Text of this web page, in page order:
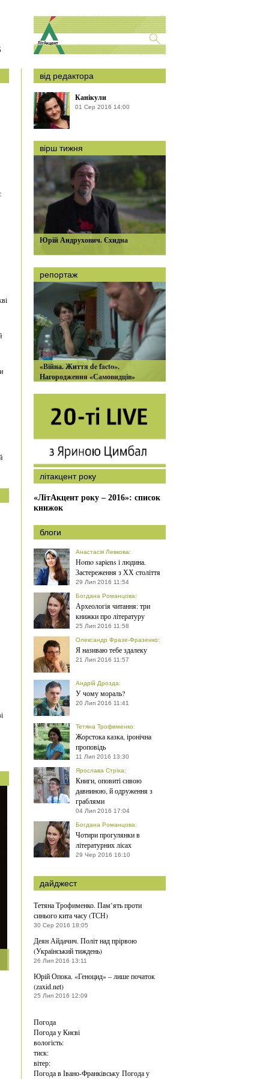
від редактора
Канікули
01 Сер 2016 14:00
вірш тижня
Юрій Андрухович. Єхидна
репортаж
«Війна. Життя de facto».
Нагородження «Самовидців»
літакцент року
«ЛітАкцент року – 2016»: список
книжок
блоги
Анастасія Левкова:
Нomo sapiens і людина.
Застереження з ХХ століття
29 Лип 2016 11:54
Богдана Романцова:
Археологія читання: три
книжки про літературу
25 Лип 2016 11:58
Олександр Фразе-Фразенко:
Я називаю тебе здалеку
21 Лип 2016 11:57
Андрій Дрозда:
У чому мораль?
20 Лип 2016 11:41
Тетяна Трофименко:
Жорстока казка, іронічна
проповідь
11 Лип 2016 13:30
Ярослава Стріха:
Книги, оповиті сивою
давниною, й одруження з
граблями
04 Лип 2016 17:04
Богдана Романцова:
Чотири прогулянки в
літературних лісах
29 Чер 2016 16:10
дайджест
Тетяна Трофименко. Пам’ять проти
синього кита часу (ТСН)
30 Сер 2016 18:05
Деян Айдачич. Політ над прірвою
(Український тиждень)
26 Лип 2016 13:11
Юрій Опока. «Геноцид» – лише початок
(zaxid.net)
25 Лип 2016 12:09
Погода
Погода уКиєві
вологість:
тиск:
вітер:
Погода в Івано-Франківську Погода у